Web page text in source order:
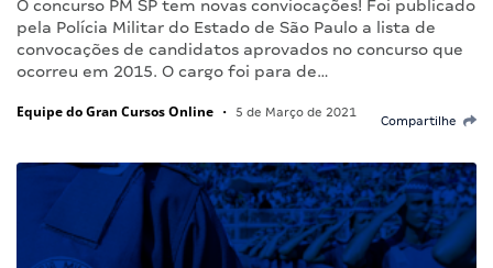
O concurso PM SP tem novas conviocações! Foi publicado
pela Polícia Militar do Estado de São Paulo a lista de
convocações de candidatos aprovados no concurso que
ocorreu em 2015. O cargo foi para de…
Equipe do Gran Cursos Online • 5 de Março de 2021
Compartilhe